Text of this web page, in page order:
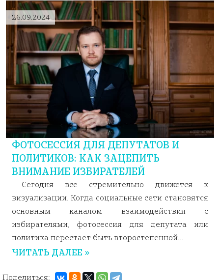
26.09.2024
ФОТОСЕССИЯ ДЛЯ ДЕПУТАТОВ И
ПОЛИТИКОВ: КАК ЗАЦЕПИТЬ
ВНИМАНИЕ ИЗБИРАТЕЛЕЙ
Сегодня всё стремительно движется к
визуализации. Когда социальные сети становятся
основным каналом взаимодействия с
избирателями, фотосессия для депутата или
политика перестает быть второстепенной...
ЧИТАТЬ ДАЛЕЕ »
Поделиться: